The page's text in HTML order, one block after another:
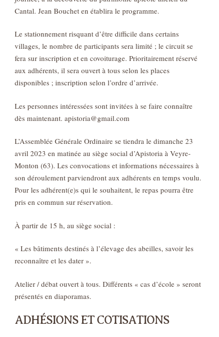
Cantal. Jean Bouchet en établira le programme.
Le stationnement risquant d’être difficile dans certains
villages, le nombre de participants sera limité ; le circuit se
fera sur inscription et en covoiturage. Prioritairement réservé
aux adhérents, il sera ouvert à tous selon les places
disponibles ; inscription selon l’ordre d’arrivée.
Les personnes intéressées sont invitées à se faire connaître
dès maintenant. apistoria@gmail.com
L’Assemblée Générale Ordinaire se tiendra le dimanche 23
avril 2023 en matinée au siège social d’Apistoria à Veyre-
Monton (63). Les convocations et informations nécessaires à
son déroulement parviendront aux adhérents en temps voulu.
Pour les adhérent(e)s qui le souhaitent, le repas pourra être
pris en commun sur réservation.
À partir de 15 h, au siège social :
« Les bâtiments destinés à l’élevage des abeilles, savoir les
reconnaître et les dater ».
Atelier / débat ouvert à tous. Différents « cas d’école » seront
présentés en diaporamas.
ADHÉSIONS ET COTISATIONS